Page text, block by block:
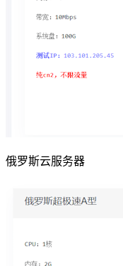
俄罗斯云服务器